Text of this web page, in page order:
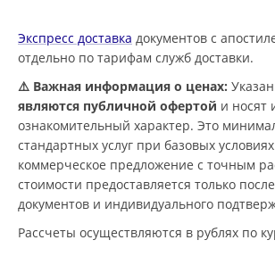
Экспресс доставка документов с
отдельно по тарифам служб доставки.
⚠️ Важная информация о ценах:
являются публичной офертой и носят
ознакомительный характер. Это
стандартных услуг при базовых
коммерческое предложение с точным
стоимости предоставляется только
документов и индивидуального
Рассчеты осуществляются в рублях по